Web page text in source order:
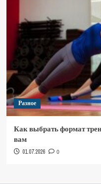
Разное
Как выбрать формат
вам
01.07.2026 0